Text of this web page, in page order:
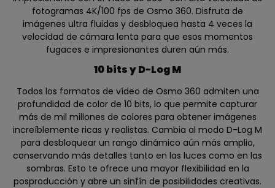
fotogramas 4K/100 fps de Osmo 360. Disfruta de
imágenes ultra fluidas y desbloquea hasta 4 veces la
velocidad de cámara lenta para que esos momentos
fugaces e impresionantes duren aún más.
10 bits y D-Log M
Todos los formatos de vídeo de Osmo 360 admiten una
profundidad de color de 10 bits, lo que permite capturar
más de mil millones de colores para obtener imágenes
increíblemente ricas y realistas. Cambia al modo D-Log M
para desbloquear un rango dinámico aún más amplio,
conservando más detalles tanto en las luces como en las
sombras. Esto te ofrece una mayor flexibilidad en la
posproducción y abre un sinfín de posibilidades creativas.